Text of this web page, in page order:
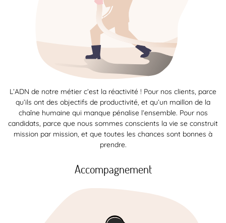
L’ADN de notre métier c’est la réactivité ! Pour nos clients, parce
qu’ils ont des objectifs de productivité, et qu’un maillon de la
chaîne humaine qui manque pénalise l’ensemble. Pour nos
candidats, parce que nous sommes conscients la vie se construit
mission par mission, et que toutes les chances sont bonnes à
prendre.
Accompagnement